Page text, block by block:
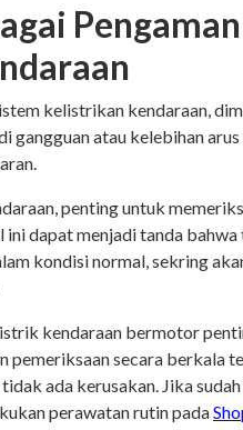
kelistrikan kendaraan,
gangguan atau kelebihan
penting untuk
ini dapat menjadi tanda
kondisi normal, sekring
kendaraan bermotor
pemeriksaan secara berkala
ada kerusakan. Jika
perawatan rutin pada